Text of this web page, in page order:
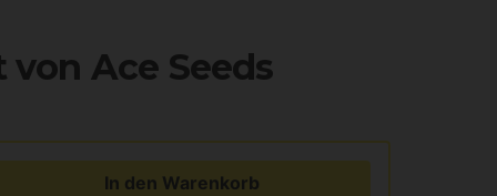
Ace Seeds
In den Warenkorb